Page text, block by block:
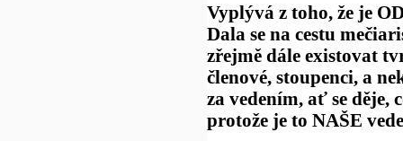
Vyplývá z toho, že je
Dala se na cestu
zřejmě dále existovat
členové, stoupenci, a
za vedením, ať se děje,
protože je to NAŠE